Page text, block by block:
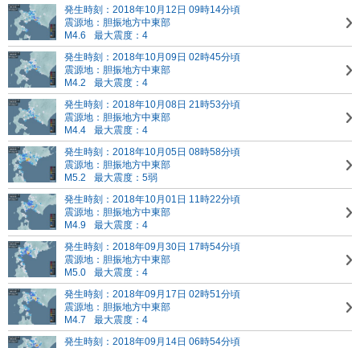
発生時刻：2018年10月12日 09時14分頃
震源地：胆振地方中東部
M4.6
最大震度：4
発生時刻：2018年10月09日 02時45分頃
震源地：胆振地方中東部
M4.2
最大震度：4
発生時刻：2018年10月08日 21時53分頃
震源地：胆振地方中東部
M4.4
最大震度：4
発生時刻：2018年10月05日 08時58分頃
震源地：胆振地方中東部
M5.2
最大震度：5弱
発生時刻：2018年10月01日 11時22分頃
震源地：胆振地方中東部
M4.9
最大震度：4
発生時刻：2018年09月30日 17時54分頃
震源地：胆振地方中東部
M5.0
最大震度：4
発生時刻：2018年09月17日 02時51分頃
震源地：胆振地方中東部
M4.7
最大震度：4
発生時刻：2018年09月14日 06時54分頃